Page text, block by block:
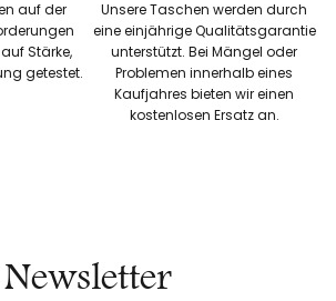
auf der
Stärke,
getestet.
Unsere Taschen werden durch
eine einjährige Qualitätsgarantie
unterstützt. Bei Mängel oder
Problemen innerhalb eines
Kaufjahres bieten wir einen
kostenlosen Ersatz an.
Newsletter